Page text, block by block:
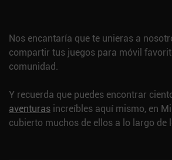
Nos encantaría que te unieras a
compartir tus juegos para móvil
comunidad.
Y recuerda que puedes encontrar
aventuras increíbles aquí mismo, en
cubierto muchos de ellos a lo largo de